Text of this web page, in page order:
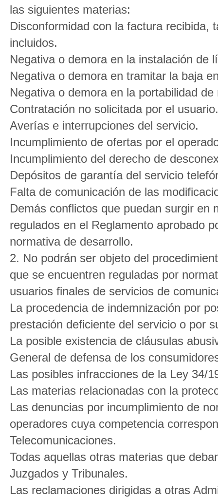
las siguientes materias:
Disconformidad con la factura recibida,
incluidos.
Negativa o demora en la instalación de
Negativa o demora en tramitar la baja
Negativa o demora en la portabilidad
Contratación no solicitada por el usuario.
Averías e interrupciones del servicio.
Incumplimiento de ofertas por el
Incumplimiento del derecho de
Depósitos de garantía del servicio
Falta de comunicación de las
Demás conflictos que puedan surgir en
regulados en el Reglamento aprobado
normativa de desarrollo.
2. No podrán ser objeto del
que se encuentren reguladas por
usuarios finales de servicios de
La procedencia de indemnización por
prestación deficiente del servicio o por
La posible existencia de cláusulas
General de defensa de los
Las posibles infracciones de la Ley 34/
Las materias relacionadas con la
Las denuncias por incumplimiento de
operadores cuya competencia
Telecomunicaciones.
Todas aquellas otras materias que
Juzgados y Tribunales.
Las reclamaciones dirigidas a otras